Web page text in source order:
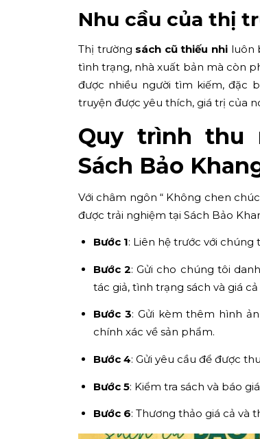
Nhu cầu của thị
Thị trường sách cũ thiếu nhi luôn
tình trạng, nhà xuất bản mà còn
được nhiều người tìm kiếm, đặc
truyện được yêu thích, giá trị của
Quy trình thu
Sách Bảo
Với châm ngôn “ Không chen
được trải nghiệm tại Sách Bảo
Bước 1: Liên hệ trước với
Bước 2: Gửi cho chúng tôi
tác giả, tình trạng sách và giá
Bước 3: Gửi kèm thêm hình
chính xác về sản phẩm.
Bước 4: Gửi yêu cầu để được
Bước 5: Kiểm tra sách và báo
Bước 6: Thương thảo giá cả và